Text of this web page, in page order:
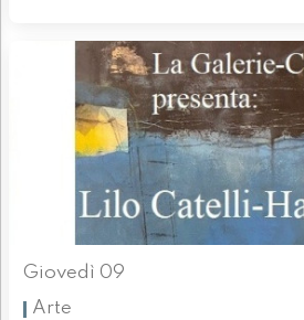
Giovedì 09
Arte